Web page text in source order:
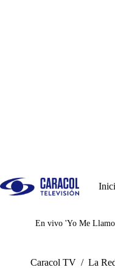
Juegos
En vivo 'Yo Me
Caracol TV / La